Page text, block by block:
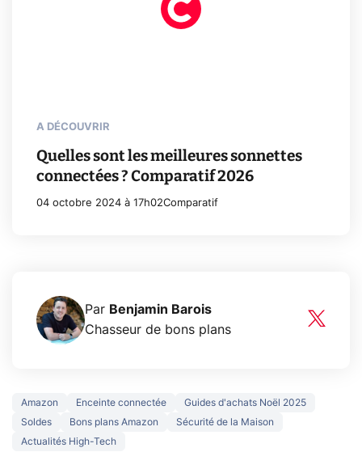
A DÉCOUVRIR
Quelles sont les meilleures sonnettes
connectées ? Comparatif 2026
04 octobre 2024 à 17h02Comparatif
Par Benjamin Barois
Chasseur de bons plans
Amazon Enceinte connectée
Guides d'achats Noël 2025
Soldes
Bons plans Amazon
Sécurité de la Maison
Actualités High-Tech